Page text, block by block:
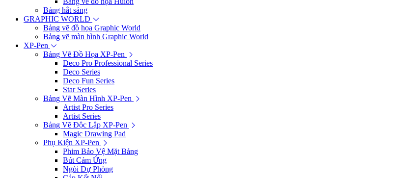
Bảng hắt sáng
GRAPHIC WORLD
Bảng vẽ đồ họa Graphic World
Bảng vẽ màn hình Graphic World
XP-Pen
Bảng Vẽ Đồ Họa XP-Pen
Deco Pro Professional Series
Deco Series
Deco Fun Series
Star Series
Bảng Vẽ Màn Hình XP-Pen
Artist Pro Series
Artist Series
Bảng Vẽ Độc Lập XP-Pen
Magic Drawing Pad
Phụ Kiện XP-Pen
Phim Bảo Vệ Mặt Bảng
Bút Cảm Ứng
Ngòi Dự Phòng